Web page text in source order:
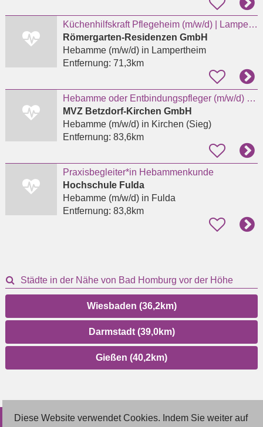
Küchenhilfskraft Pflegeheim (m/w/d) | Lampertheim | Vollzeit | Teilzeit | Minijob |
Römergarten-Residenzen GmbH
Hebamme (m/w/d)in Lampertheim
Entfernung: 71,3km
Hebamme oder Entbindungspfleger (m/w/d) für das Kreißsaal-Team in Kirchen
MVZ Betzdorf-Kirchen GmbH
Hebamme (m/w/d)in Kirchen (Sieg)
Entfernung: 83,6km
Praxisbegleiter*in Hebammenkunde
Hochschule Fulda
Hebamme (m/w/d)in Fulda
Entfernung: 83,8km
Städte in der Nähe von Bad Homburg vor der Höhe
Wiesbaden (36,2km)
Darmstadt (39,0km)
Gießen (40,2km)
© 2026 Deutsche Jobmarkt GmbH
Diese Website verwendet Cookies. Indem Sie weiter auf